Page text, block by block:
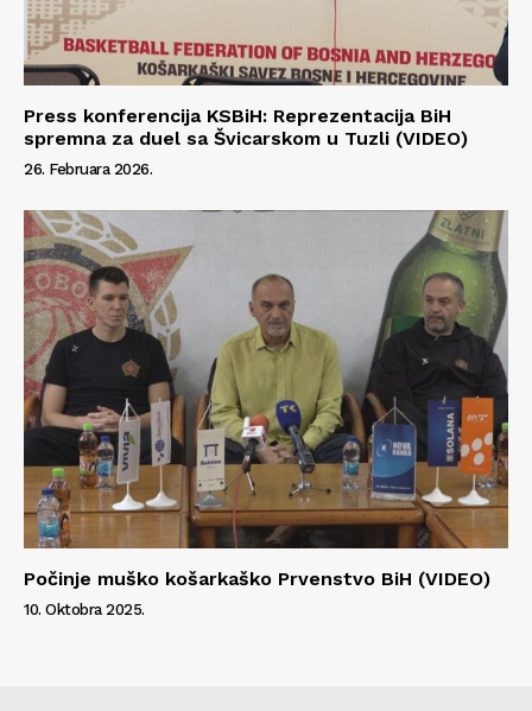
Press konferencija KSBiH: Reprezentacija BiH
spremna za duel sa Švicarskom u Tuzli (VIDEO)
26. Februara 2026.
Počinje muško košarkaško Prvenstvo BiH (VIDEO)
10. Oktobra 2025.